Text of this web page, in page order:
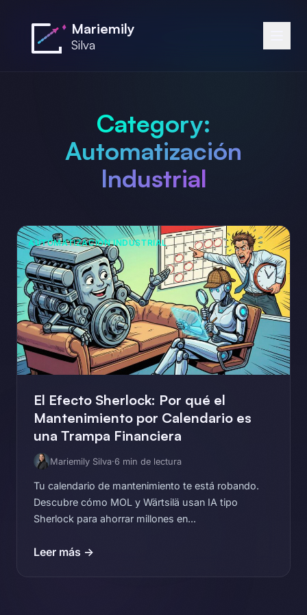
Mariemily
Silva
Category:
Automatización
Industrial
AUTOMATIZACIÓN INDUSTRIAL
El Efecto Sherlock: Por qué el
Mantenimiento por Calendario es
una Trampa Financiera
Mariemily Silva·6 min de lectura
Tu calendario de mantenimiento te está robando.
Descubre cómo MOL y Wärtsilä usan IA tipo
Sherlock para ahorrar millones en...
Leer más →